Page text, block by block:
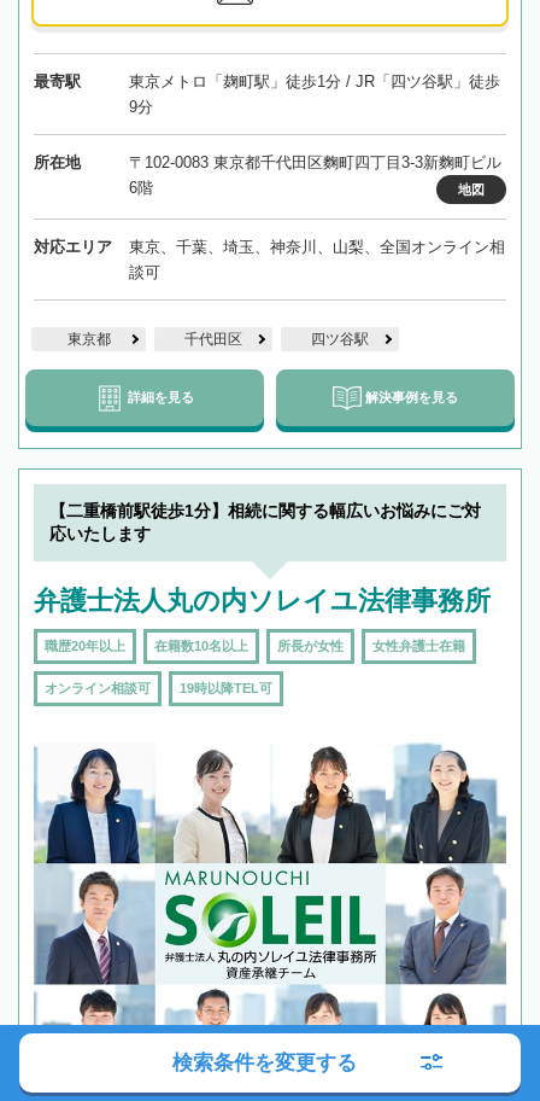
最寄駅
東京メトロ「麹町駅」徒歩1分 / JR「四ツ谷駅」徒歩
9分
所在地
〒102-0083 東京都千代田区麴町四丁目3-3新麴町ビル
6階
地図
対応エリア
東京、千葉、埼玉、神奈川、山梨、全国オンライン相
談可
東京都 千代田区 四ツ谷駅
詳細を見る 解決事例を見る
【二重橋前駅徒歩1分】相続に関する幅広いお悩みにご対
応いたします
弁護士法人丸の内ソレイユ法律事務所
職歴20年以上 在籍数10名以上 所長が女性 女性弁護士在籍
オンライン相談可 19時以降TEL可
検索条件を変更する